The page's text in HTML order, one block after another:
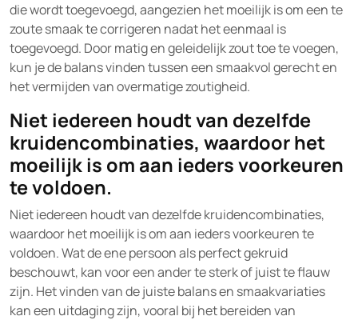
die wordt toegevoegd, aangezien het moeilijk is om een te
zoute smaak te corrigeren nadat het eenmaal is
toegevoegd. Door matig en geleidelijk zout toe te voegen,
kun je de balans vinden tussen een smaakvol gerecht en
het vermijden van overmatige zoutigheid.
Niet iedereen houdt van dezelfde
kruidencombinaties, waardoor het
moeilijk is om aan ieders voorkeuren
te voldoen.
Niet iedereen houdt van dezelfde kruidencombinaties,
waardoor het moeilijk is om aan ieders voorkeuren te
voldoen. Wat de ene persoon als perfect gekruid
beschouwt, kan voor een ander te sterk of juist te flauw
zijn. Het vinden van de juiste balans en smaakvariaties
kan een uitdaging zijn, vooral bij het bereiden van